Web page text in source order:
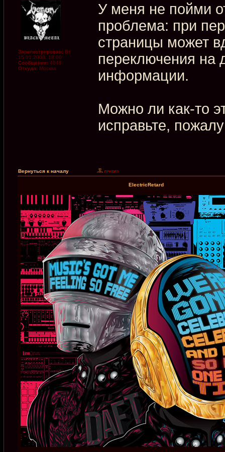
Зарегистрирован: Вт
15.01.2008, 18:00
Сообщения: 4048
Откуда: Москва
У меня не пойми
проблема: при
страницы может
переключения на
информации.
Можно ли как-то
исправьте,
Вернуться к началу
ElectricRetard